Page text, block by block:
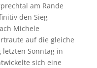
am Rande
den Sieg
Michele
auf die gleiche
letzten Sonntag in
sich eine